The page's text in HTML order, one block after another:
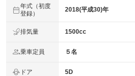
年式（初度
登録）
2018(平成30)年
排気量 1500cc
乗車定員 ５名
ドア 5D